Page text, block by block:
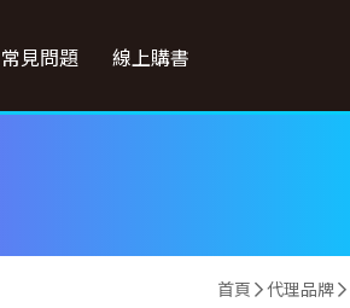
常見問題 線上購書
首頁 代理品牌